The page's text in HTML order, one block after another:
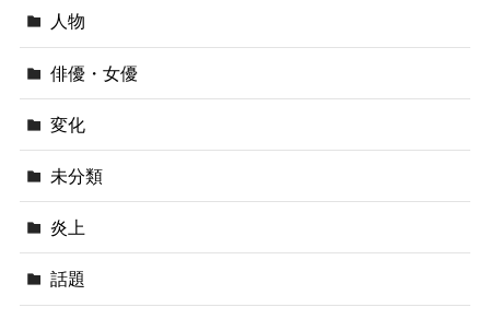
人物
俳優・女優
変化
未分類
炎上
話題